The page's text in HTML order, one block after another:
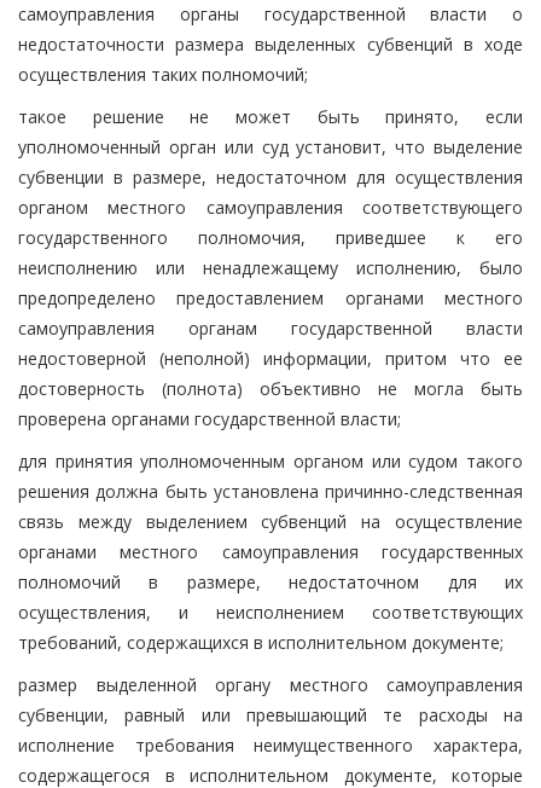
самоуправления органы государственной власти о
недостаточности размера выделенных субвенций в ходе
осуществления таких полномочий;
такое решение не может быть принято, если
уполномоченный орган или суд установит, что выделение
субвенции в размере, недостаточном для осуществления
органом местного самоуправления соответствующего
государственного полномочия, приведшее к его
неисполнению или ненадлежащему исполнению, было
предопределено предоставлением органами местного
самоуправления органам государственной власти
недостоверной (неполной) информации, притом что ее
достоверность (полнота) объективно не могла быть
проверена органами государственной власти;
для принятия уполномоченным органом или судом такого
решения должна быть установлена причинно-следственная
связь между выделением субвенций на осуществление
органами местного самоуправления государственных
полномочий в размере, недостаточном для их
осуществления, и неисполнением соответствующих
требований, содержащихся в исполнительном документе;
размер выделенной органу местного самоуправления
субвенции, равный или превышающий те расходы на
исполнение требования неимущественного характера,
содержащегося в исполнительном документе, которые